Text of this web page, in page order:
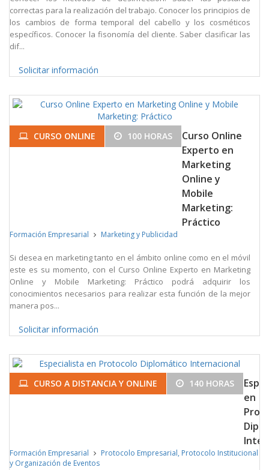
correctas para la realización del trabajo. Conocer los principios de
los cambios de forma temporal del cabello y los cosméticos
específicos. Conocer la fisonomía del cliente. Saber clasificar las
dif...
Solicitar información
CURSO ONLINE 100 HORAS
Curso Online
Experto en
Marketing
Online y
Mobile
Marketing:
Práctico
Formación Empresarial Marketing y Publicidad
Si desea en marketing tanto en el ámbito online como en el móvil
este es su momento, con el Curso Online Experto en Marketing
Online y Mobile Marketing: Práctico podrá adquirir los
conocimientos necesarios para realizar esta función de la mejor
manera pos...
Solicitar información
CURSO A DISTANCIA Y ONLINE 140 HORAS
en
Formación Empresarial
Protocolo Empresarial, Protocolo Institucional
y Organización de Eventos